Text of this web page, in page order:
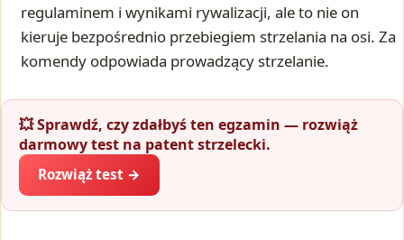
regulaminem i wynikami rywalizacji, ale to nie on
kieruje bezpośrednio przebiegiem strzelania na osi. Za
komendy odpowiada prowadzący strzelanie.
💥 Sprawdź, czy zdałbyś ten egzamin — rozwiąż
darmowy test na patent strzelecki.
Rozwiąż test →